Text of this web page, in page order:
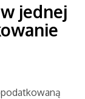
jednej